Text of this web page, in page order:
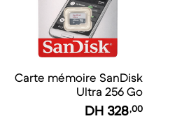
Carte mémoire SanDisk
Ultra 256 Go
microSDXC 100 mbps A1
CL10
328,00